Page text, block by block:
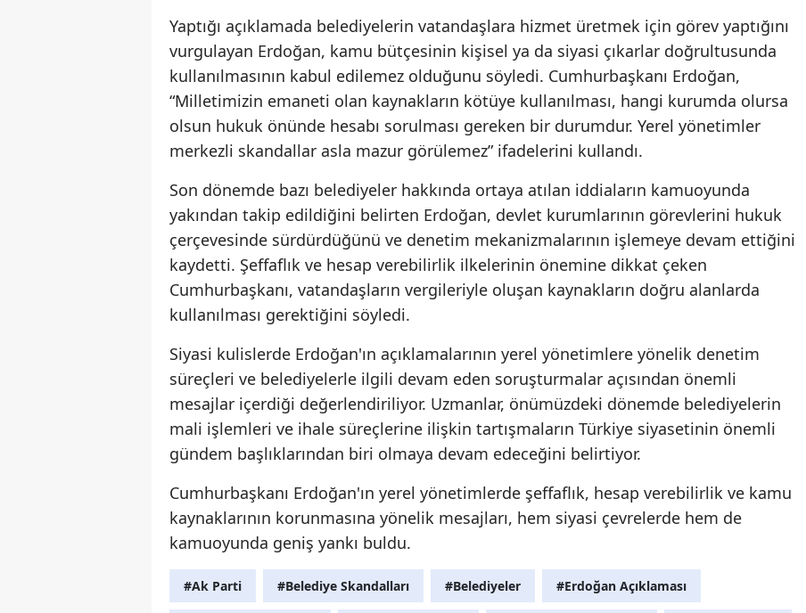
Yaptığı açıklamada belediyelerin vatandaşlara hizmet üretmek için görev yaptığını
vurgulayan Erdoğan, kamu bütçesinin kişisel ya da siyasi çıkarlar doğrultusunda
kullanılmasının kabul edilemez olduğunu söyledi. Cumhurbaşkanı Erdoğan,
“Milletimizin emaneti olan kaynakların kötüye kullanılması, hangi kurumda olursa
olsun hukuk önünde hesabı sorulması gereken bir durumdur. Yerel yönetimler
merkezli skandallar asla mazur görülemez” ifadelerini kullandı.
Son dönemde bazı belediyeler hakkında ortaya atılan iddiaların kamuoyunda
yakından takip edildiğini belirten Erdoğan, devlet kurumlarının görevlerini hukuk
çerçevesinde sürdürdüğünü ve denetim mekanizmalarının işlemeye devam ettiğini
kaydetti. Şeffaflık ve hesap verebilirlik ilkelerinin önemine dikkat çeken
Cumhurbaşkanı, vatandaşların vergileriyle oluşan kaynakların doğru alanlarda
kullanılması gerektiğini söyledi.
Siyasi kulislerde Erdoğan'ın açıklamalarının yerel yönetimlere yönelik denetim
süreçleri ve belediyelerle ilgili devam eden soruşturmalar açısından önemli
mesajlar içerdiği değerlendiriliyor. Uzmanlar, önümüzdeki dönemde belediyelerin
mali işlemleri ve ihale süreçlerine ilişkin tartışmaların Türkiye siyasetinin önemli
gündem başlıklarından biri olmaya devam edeceğini belirtiyor.
Cumhurbaşkanı Erdoğan'ın yerel yönetimlerde şeffaflık, hesap verebilirlik ve kamu
kaynaklarının korunmasına yönelik mesajları, hem siyasi çevrelerde hem de
kamuoyunda geniş yankı buldu.
#Ak Parti #Belediye Skandalları #Belediyeler #Erdoğan Açıklaması